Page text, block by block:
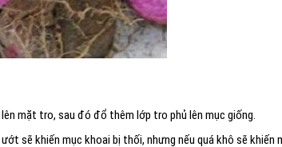
mặt tro, sau đó đổ thêm lớp tro phủ lên mục giống.
sẽ khiến mục khoai bị thối, nhưng nếu quá khô sẽ khiến